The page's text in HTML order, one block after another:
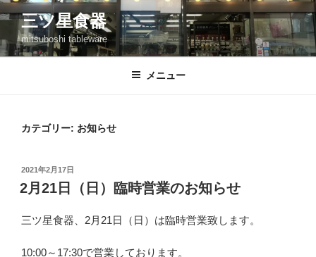
コ
テ
ン
三ツ星食器
mitsuboshi tableware
メニュー
カテゴリー: お知らせ
投
稿
日:
2021年2月17日
2月21日（日）臨時営業のお知らせ
三ツ星食器、2月21日（日）は臨時営業致します。
10:00～17:30で営業しております。